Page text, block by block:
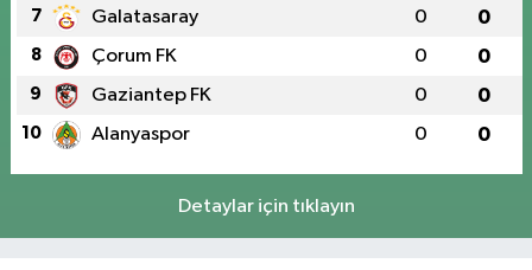
7 Galatasaray 0 0
8 Çorum FK 0 0
9 Gaziantep FK 0 0
10 Alanyaspor 0 0
Detaylar için tıklayın